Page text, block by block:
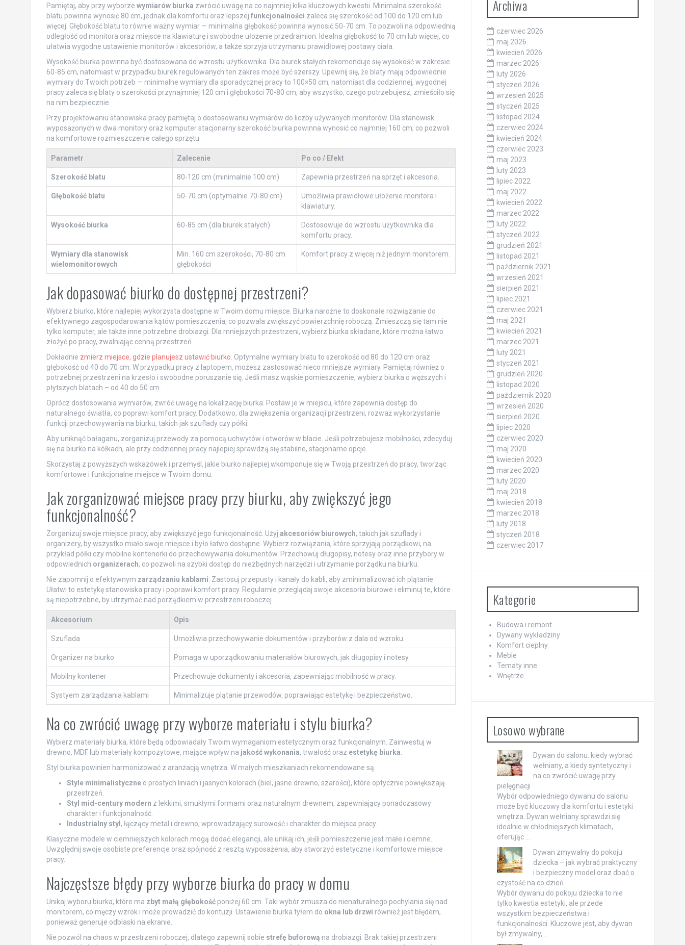
Pamiętaj, aby przy wyborze wymiarów biurka zwrócić uwagę na co najmniej kilka kluczowych kwestii. Minimalna szerokość
blatu powinna wynosić 80 cm, jednak dla komfortu oraz lepszej funkcjonalności zaleca się szerokość od 100 do 120 cm lub
więcej. Głębokość blatu to równie ważny wymiar — minimalna głębokość powinna wynosić 50-70 cm. To pozwoli na odpowiednią
odległość od monitora oraz miejsce na klawiaturę i swobodne ułożenie przedramion. Idealna głębokość to 70 cm lub więcej, co
ułatwia wygodne ustawienie monitorów i akcesoriów, a także sprzyja utrzymaniu prawidłowej postawy ciała.
Wysokość biurka powinna być dostosowana do wzrostu użytkownika. Dla biurek stałych rekomenduje się wysokość w zakresie
60-85 cm, natomiast w przypadku biurek regulowanych ten zakres może być szerszy. Upewnij się, że blaty mają odpowiednie
wymiary do Twoich potrzeb — minimalne wymiary dla sporadycznej pracy to 100×50 cm, natomiast dla codziennej, wygodnej
pracy zaleca się blaty o szerokości przynajmniej 120 cm i głębokości 70-80 cm, aby wszystko, czego potrzebujesz, zmieściło się
na nim bezpiecznie.
Przy projektowaniu stanowiska pracy pamiętaj o dostosowaniu wymiarów do liczby używanych monitorów. Dla stanowisk
wyposażonych w dwa monitory oraz komputer stacjonarny szerokość biurka powinna wynosić co najmniej 160 cm, co pozwoli
na komfortowe rozmieszczenie całego sprzętu.
Parametr Zalecenie Po co / Efekt
Szerokość blatu 80-120 cm (minimalnie 100 cm) Zapewnia przestrzeń na sprzęt i akcesoria.
Głębokość blatu 50-70 cm (optymalnie 70-80 cm)
Umożliwia prawidłowe ułożenie monitora i
klawiatury.
Wysokość biurka 60-85 cm (dla biurek stałych)
Dostosowuje do wzrostu użytkownika dla
komfortu pracy.
Wymiary dla stanowisk
wielomonitorowych
Min. 160 cm szerokości, 70-80 cm
głębokości
Komfort pracy z więcej niż jednym monitorem.
Jak dopasować biurko do dostępnej przestrzeni?
Wybierz biurko, które najlepiej wykorzysta dostępne w Twoim domu miejsce. Biurka narożne to doskonałe rozwiązanie do
efektywnego zagospodarowania kątów pomieszczenia, co pozwala zwiększyć powierzchnię roboczą. Zmieszczą się tam nie
tylko komputer, ale także inne potrzebne drobiazgi. Dla mniejszych przestrzeni, wybierz biurka składane, które można łatwo
złożyć po pracy, zwalniając cenną przestrzeń.
Dokładnie zmierz miejsce, gdzie planujesz ustawić biurko . Optymalne wymiary blatu to szerokość od 80 do 120 cm oraz
głębokość od 40 do 70 cm. W przypadku pracy z laptopem, możesz zastosować nieco mniejsze wymiary. Pamiętaj również o
potrzebnej przestrzeni na krzesło i swobodne poruszanie się. Jeśli masz wąskie pomieszczenie, wybierz biurka o węższych i
płytszych blatach – od 40 do 50 cm.
Oprócz dostosowania wymiarów, zwróć uwagę na lokalizację biurka. Postaw je w miejscu, które zapewnia dostęp do
naturalnego światła, co poprawi komfort pracy. Dodatkowo, dla zwiększenia organizacji przestrzeni, rozważ wykorzystanie
funkcji przechowywania na biurku, takich jak szuflady czy półki.
Aby uniknąć bałaganu, zorganizuj przewody za pomocą uchwytów i otworów w blacie. Jeśli potrzebujesz mobilności, zdecyduj
się na biurko na kółkach, ale przy codziennej pracy najlepiej sprawdzą się stabilne, stacjonarne opcje.
Skorzystaj z powyższych wskazówek i przemyśl, jakie biurko najlepiej wkomponuje się w Twoją przestrzeń do pracy, tworząc
komfortowe i funkcjonalne miejsce w Twoim domu.
Jak zorganizować miejsce pracy przy biurku, aby zwiększyć jego
funkcjonalność?
Zorganizuj swoje miejsce pracy, aby zwiększyć jego funkcjonalność. Użyj akcesoriów biurowych, takich jak szuflady i
organizery, by wszystko miało swoje miejsce i było łatwo dostępne. Wybierz rozwiązania, które sprzyjają porządkowi, na
przykład półki czy mobilne kontenerki do przechowywania dokumentów. Przechowuj długopisy, notesy oraz inne przybory w
odpowiednich organizerach, co pozwoli na szybki dostęp do niezbędnych narzędzi i utrzymanie porządku na biurku.
Nie zapomnij o efektywnym zarządzaniu kablami . Zastosuj przepusty i kanały do kabli, aby zminimalizować ich plątanie.
Ułatwi to estetykę stanowiska pracy i poprawi komfort pracy. Regularnie przeglądaj swoje akcesoria biurowe i eliminuj te, które
są niepotrzebne, by utrzymać nad porządkiem w przestrzeni roboczej.
Akcesorium Opis
Szuflada Umożliwia przechowywanie dokumentów i przyborów z dala od wzroku.
Organizer na biurko Pomaga w uporządkowaniu materiałów biurowych, jak długopisy i notesy.
Mobilny kontener Przechowuje dokumenty i akcesoria, zapewniając mobilność w pracy.
Systyem zarządzania kablami Minimalizuje plątanie przewodów, poprawiając estetykę i bezpieczeństwo.
Na co zwrócić uwagę przy wyborze materiału i stylu biurka?
Wybierz materiały biurka, które będą odpowiadały Twoim wymaganiom estetycznym oraz funkcjonalnym. Zainwestuj w
drewno, MDF lub materiały kompozytowe, mające wpływ na jakość wykonania, trwałość oraz estetykę biurka
Styl biurka powinien harmonizować z aranżacją wnętrza. W małych mieszkaniach rekomendowane są:
Style minimalistyczneo prostych liniach i jasnych kolorach (biel, jasne drewno, szarości), które optycznie powiększają
przestrzeń.
Styl mid-century modern z lekkimi, smukłymi formami oraz naturalnym drewnem, zapewniający ponadczasowy
charakter i funkcjonalność.
Industrialny styl , łączący metal i drewno, wprowadzający surowość i charakter do miejsca pracy.
Klasyczne modele w ciemniejszych kolorach mogą dodać elegancji, ale unikaj ich, jeśli pomieszczenie jest małe i ciemne.
Uwzględnij swoje osobiste preferencje oraz spójność z resztą wyposażenia, aby stworzyć estetyczne i komfortowe miejsce
pracy.
Najczęstsze błędy przy wyborze biurka do pracy w domu
Unikaj wyboru biurka, które ma zbyt małą głębokośćponiżej 60 cm. Taki wybór zmusza do nienaturalnego pochylania się nad
monitorem, co męczy wzrok i może prowadzić do kontuzji. Ustawienie biurka tyłem do okna lub drzwi również jest błędem,
ponieważ generuje odblaski na ekranie.
Nie pozwól na chaos w przestrzeni roboczej, dlatego zapewnij sobie strefę buforową na drobiazgi. Brak takiej przestrzeni
Archiwa
czerwiec 2026
maj 2026
kwiecień 2026
marzec 2026
luty 2026
styczeń 2026
wrzesień 2025
styczeń 2025
listopad 2024
czerwiec 2024
kwiecień 2024
czerwiec 2023
maj 2023
luty 2023
lipiec 2022
maj 2022
kwiecień 2022
marzec 2022
luty 2022
styczeń 2022
grudzień 2021
listopad 2021
październik 2021
wrzesień 2021
sierpień 2021
lipiec 2021
czerwiec 2021
maj 2021
kwiecień 2021
marzec 2021
luty 2021
styczeń 2021
grudzień 2020
listopad 2020
październik 2020
wrzesień 2020
sierpień 2020
lipiec 2020
czerwiec 2020
maj 2020
kwiecień 2020
marzec 2020
luty 2020
maj 2018
kwiecień 2018
marzec 2018
luty 2018
styczeń 2018
czerwiec 2017
Kategorie
Budowa i remont
Dywany wykładziny
Komfort cieplny
Meble
Tematy inne
Wnętrze
Losowo wybrane
Dywan do salonu: kiedy wybrać
wełniany, a kiedy syntetyczny i
na co zwrócić uwagę przy
pielęgnacji
Wybór odpowiedniego dywanu do salonu
może być kluczowy dla komfortu i estetyki
wnętrza. Dywan wełniany sprawdzi się
idealnie w chłodniejszych klimatach,
oferując …
Dywan zmywalny do pokoju
dziecka – jak wybrać praktyczny
i bezpieczny model oraz dbać o
czystość na co dzień
Wybór dywanu do pokoju dziecka to nie
tylko kwestia estetyki, ale przede
wszystkim bezpieczeństwa i
funkcjonalności. Kluczowe jest, aby dywan
był zmywalny, …